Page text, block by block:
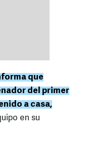
que
del primer
a casa,
en su